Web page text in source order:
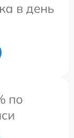
в день
по